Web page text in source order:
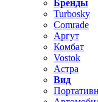
Бренды
Turbosky
Comrade
Аргут
Комбат
Vostok
Астра
Вид